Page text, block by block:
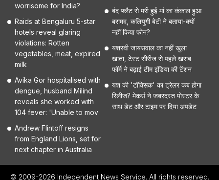
worrisome for India?
Raids at Bengaluru 5-star
hotels reveal glaring
violations: Rotten
vegetables, meat, expired
milk
Avika Gor hospitalised with
dengue, husband Milind
reveals she worked with
104 fever: 'Unable to mov
Andrew Flintoff resigns
from England Lions, set for
next chapter in Australia
बंद फ्लैट से मरी हुई मां का कंकाल हुआ
बरामद, कलियुगी बेटी ने बताया-क्यों
नहीं किया फोन?
यशस्वी जायसवाल का नहीं खुला
खाता, टेस्ट सीरीज से पहले खराब
फॉर्म ने बढ़ाई टीम इंडिया की टेंशन
यश की 'टॉक्सिक' का ट्रेलर कब होगा
रिलीज? मेकर्स ने जबरदस्त पोस्टर के
साथ डेट और टाइम पर दिया अपडेट
© 2009-2026 Independent News Service. All rights reserved.